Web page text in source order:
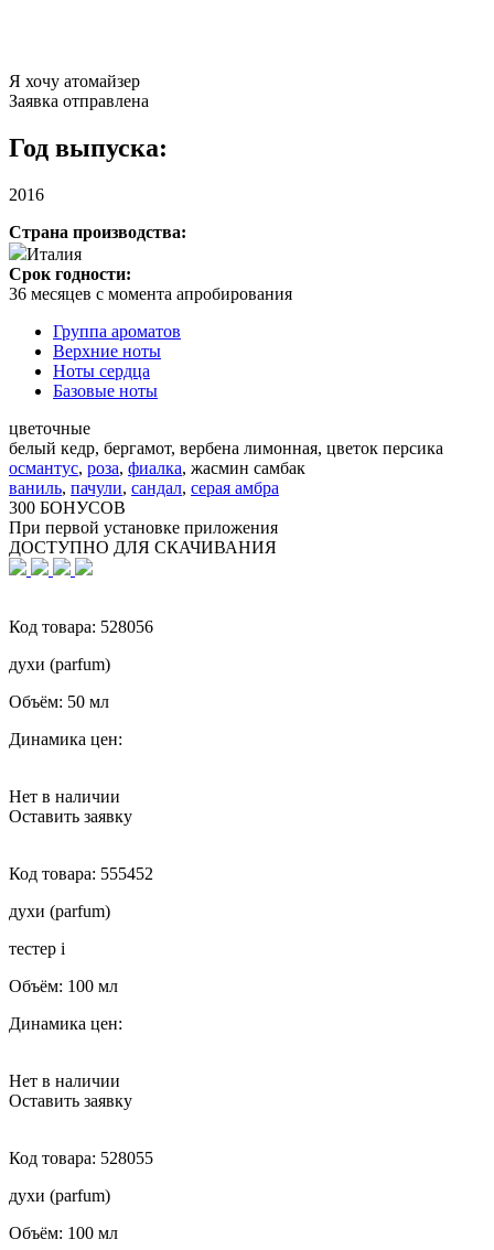
Я хочу атомайзер
Заявка отправлена
Год выпуска:
2016
Страна производства:
Италия
Срок годности:
36 месяцев с момента апробирования
Группа ароматов
Верхние ноты
Ноты сердца
Базовые ноты
цветочные
белый кедр, бергамот, вербена лимонная, цветок персика
османтус, роза, фиалка, жасмин самбак
ваниль, пачули, сандал, серая амбра
300 БОНУСОВ
При первой установке приложения
ДОСТУПНО ДЛЯ СКАЧИВАНИЯ
Код товара: 528056
духи (parfum)
Объём: 50 мл
Динамика цен:
Нет в наличии
Оставить заявку
Код товара: 555452
духи (parfum)
тестер i
Объём: 100 мл
Динамика цен:
Нет в наличии
Оставить заявку
Код товара: 528055
духи (parfum)
Объём: 100 мл